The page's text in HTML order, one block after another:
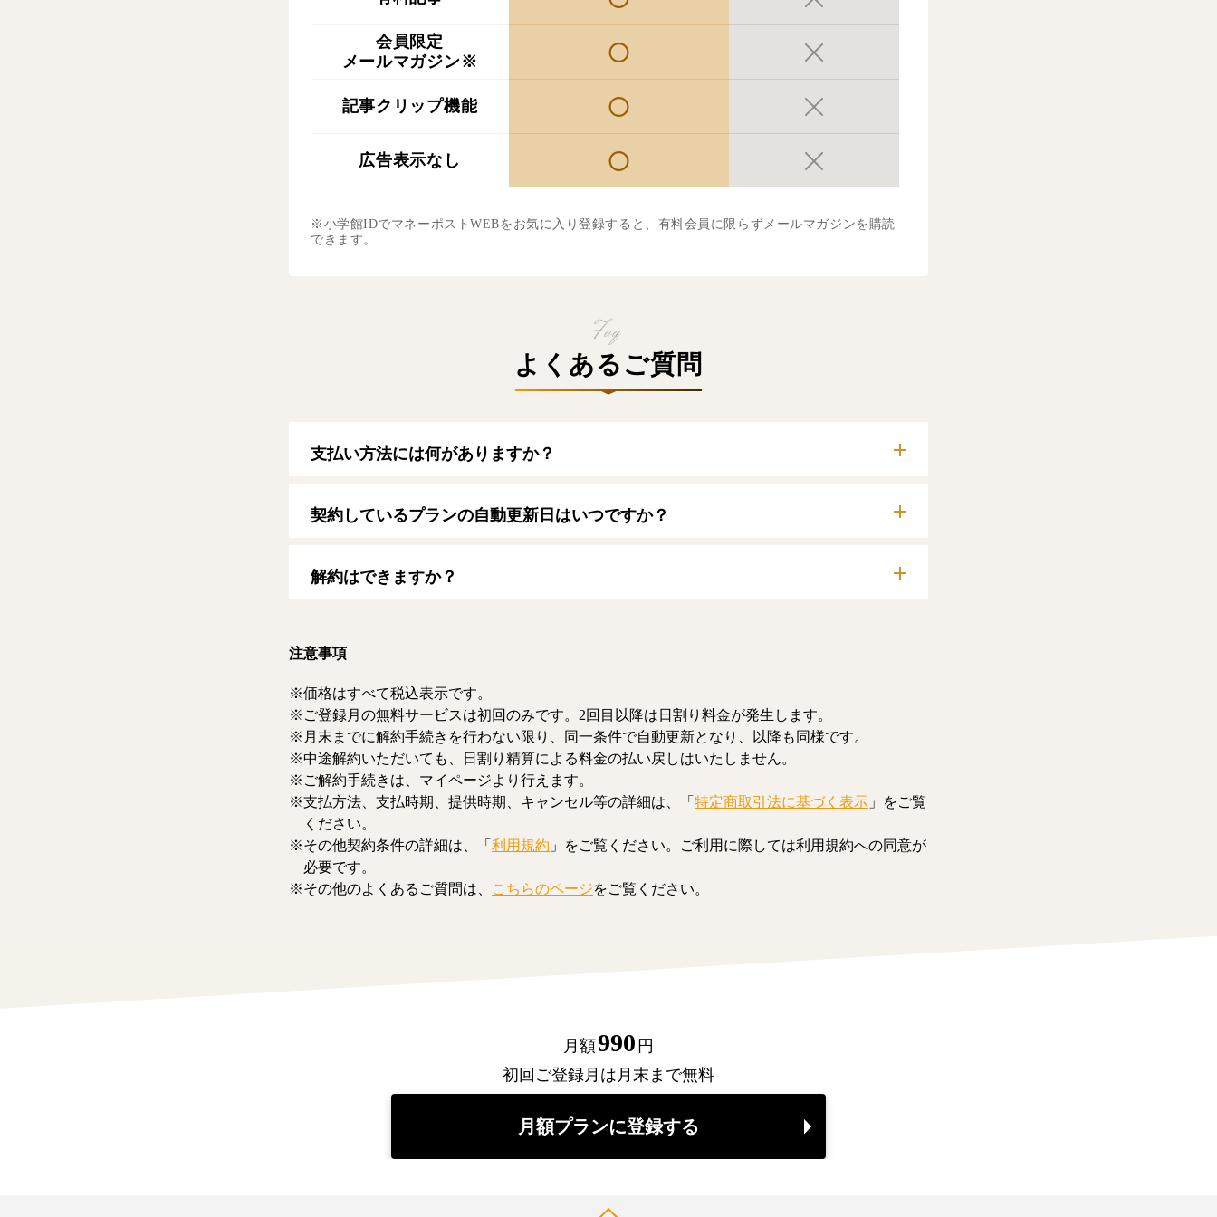
会員限定
メールマガジン※
記事クリップ機能
広告表示なし
※小学館IDでマネーポストWEBをお気に入り登録すると、有料会員に限らずメールマガジンを購読
できます。
よくあるご質問
支払い方法には何がありますか？
【クレジットカード】
VISA/MasterCard/JCB/American Express/Diners Club
契約しているプランの自動更新日はいつですか？
す。
解約はできますか？
注意事項
価格はすべて税込表示です。
ご登録月の無料サービスは初回のみです。2回目以降は日割り料金が発生します。
月末までに解約手続きを行わない限り、同一条件で自動更新となり、以降も同様です。
中途解約いただいても、日割り精算による料金の払い戻しはいたしません。
ご解約手続きは、マイページより行えます。
支払方法、支払時期、提供時期、キャンセル等の詳細は、「 特定商取引法に基づく表示 」をご覧
ください。
その他契約条件の詳細は、「 利用規約 」をご覧ください。ご利用に際しては利用規約への同意が
必要です。
その他のよくあるご質問は、
こちらのページをご覧ください。
月額990 円
初回ご登録月は月末まで無料
月額プランに登録する